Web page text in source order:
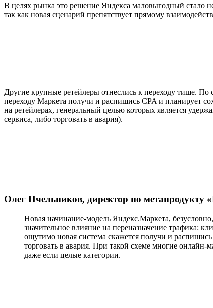
В целях рынка это решение Яндекса маловыгодный стало
так как новая сценарий препятствует прямому
Другие крупные ретейлеры отнеслись к переходу тише.
переходу Маркета получи и распишись CPA и планирует
на ретейлерах, генеральный целью которых является
сервиса, либо торговать в авария).
Олег Пчельников, директор по метапродукту
Новая начинание-модель Яндекс.Маркета,
значительное влияние на переназначение трафика:
ощутимо новая система скажется получи и
торговать в авария. При такой схеме многие
даже если целые категории.